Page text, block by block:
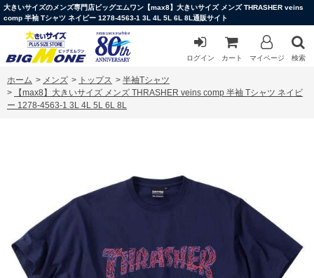
大きいサイズのメンズ専門店ビッグエムワン【max8】大きいサイズ メンズ THRASHER veins
comp 半袖 Tシャツ ネイビー 1278-4563-1 3L 4L 5L 6L 8L通販サイト
ログイン カート マイページ 検索
ホーム > メンズ > トップス > 半袖Tシャツ
>
【max8】大きいサイズ メンズ THRASHER veins comp 半袖 Tシャツ ネイビ
ー 1278-4563-1 3L 4L 5L 6L 8L